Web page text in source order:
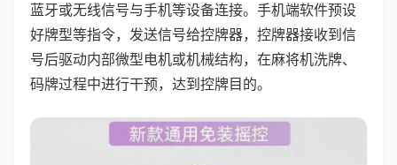
蓝牙或无线信号与手机等设备连接。手机端软件预设
好牌型等指令，发送信号给控牌器，控牌器接收到信
号后驱动内部微型电机或机械结构，在麻将机洗牌、
码牌过程中进行干预，达到控牌目的。